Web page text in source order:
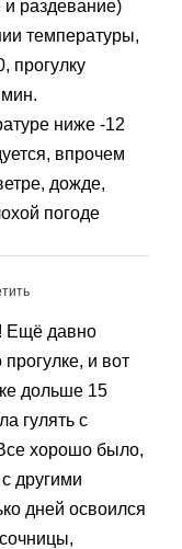
раздевание)
температуры,
прогулку
ниже -12
впрочем
дожде,
погоде
Ещё давно
и вот
дольше 15
гулять с
хорошо было,
другими
дней освоился